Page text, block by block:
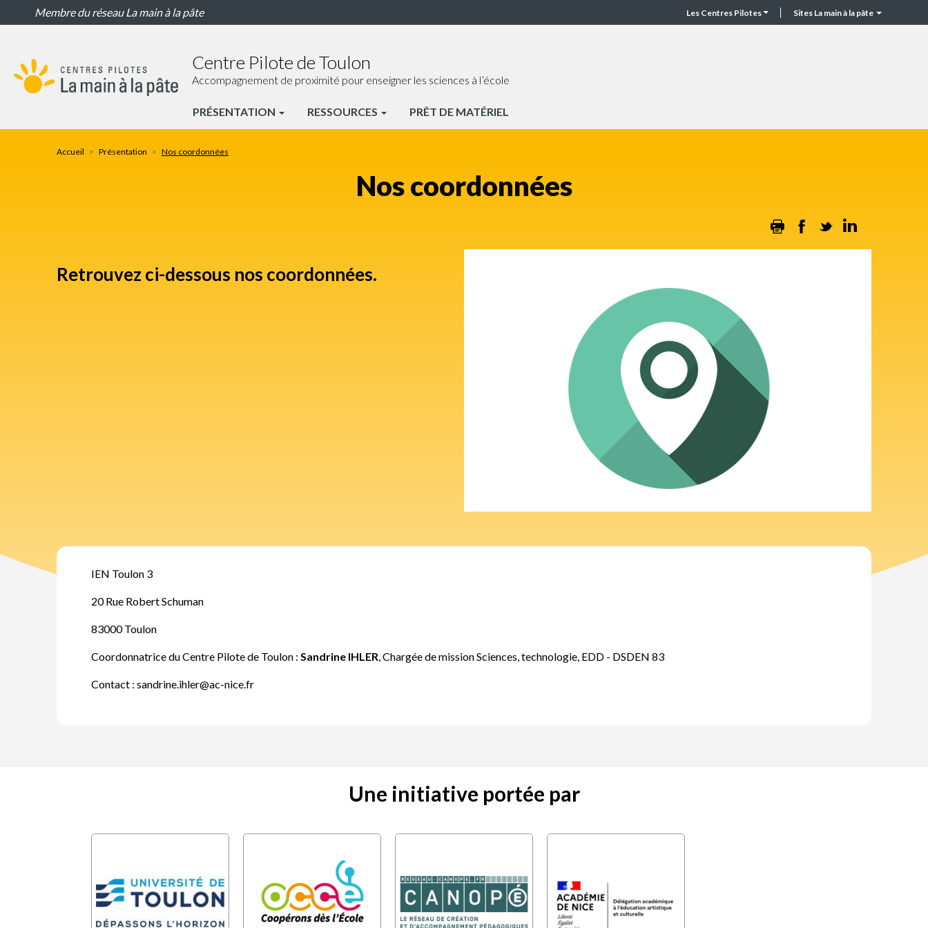
coordonnées
Membre du réseau La main à la pâte
CP
Les Centres Pilotes Sites La main à la pâte
Centre Pilote de Toulon
Accompagnement de proximité pour enseigner les sciences à l’école
CP
Toulon
PRÉSENTATION RESSOURCES PRÊT DE MATÉRIEL
Accueil Présentation Nos coordonnées
Nos coordonnées
Print Facebook
Twitter
Retrouvez ci-dessous nos coordonnées.
IEN Toulon 3
20 Rue Robert Schuman
83000 Toulon
Coordonnatrice du Centre Pilote de Toulon : Sandrine IHLER, Chargée de mission Sciences, technologie, EDD - DSDEN 83
Contact : sandrine.ihler@ac-nice.fr
Une initiative portée par